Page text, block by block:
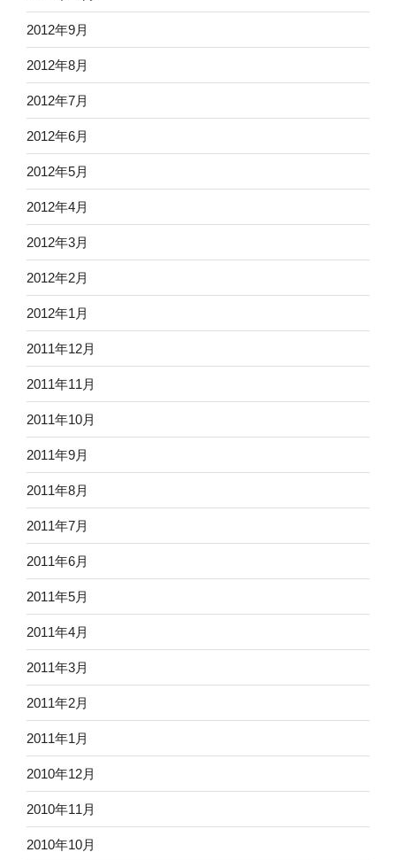
2012年9月
2012年8月
2012年7月
2012年6月
2012年5月
2012年4月
2012年3月
2012年2月
2012年1月
2011年12月
2011年11月
2011年10月
2011年9月
2011年8月
2011年7月
2011年6月
2011年5月
2011年4月
2011年3月
2011年2月
2011年1月
2010年12月
2010年11月
2010年10月